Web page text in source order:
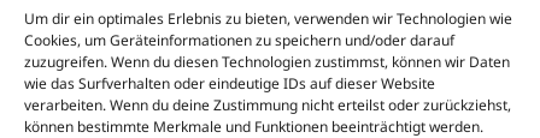
Um dir ein optimales Erlebnis zu bieten, verwenden wir Technologien wie
Cookies, um Geräteinformationen zu speichern und/oder darauf
zuzugreifen. Wenn du diesen Technologien zustimmst, können wir Daten
wie das Surfverhalten oder eindeutige IDs auf dieser Website
verarbeiten. Wenn du deine Zustimmung nicht erteilst oder zurückziehst,
können bestimmte Merkmale und Funktionen beeinträchtigt werden.
Bochum bis Dortmund.